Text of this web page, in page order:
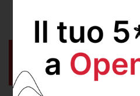
Nei suoi primi 100
Meloni ha dovuto
la legge di bilancio.